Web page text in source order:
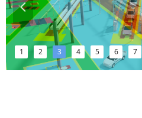
1 2 3 4 5 6 7
넳